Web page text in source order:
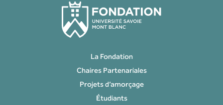
La Fondation
Chaires Partenariales
Projets d’amorçage
Étudiants